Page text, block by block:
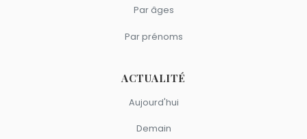
Par âges
Par prénoms
ACTUALITÉ
Aujourd'hui
Demain